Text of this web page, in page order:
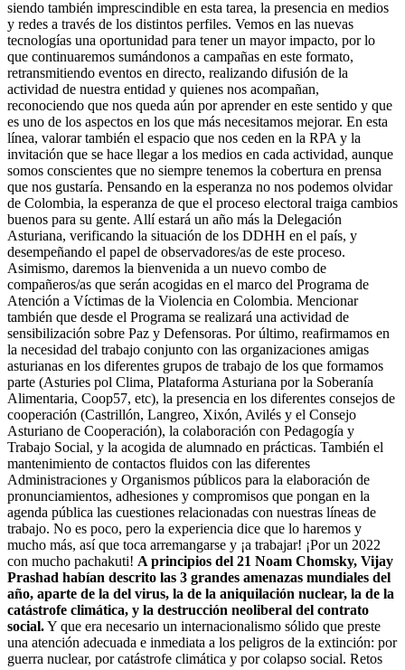
siendo también imprescindible en esta tarea, la presencia en medios
y redes a través de los distintos perfiles. Vemos en las nuevas
tecnologías una oportunidad para tener un mayor impacto, por lo
que continuaremos sumándonos a campañas en este formato,
retransmitiendo eventos en directo, realizando difusión de la
actividad de nuestra entidad y quienes nos acompañan,
reconociendo que nos queda aún por aprender en este sentido y que
es uno de los aspectos en los que más necesitamos mejorar. En esta
línea, valorar también el espacio que nos ceden en la RPA y la
invitación que se hace llegar a los medios en cada actividad, aunque
somos conscientes que no siempre tenemos la cobertura en prensa
que nos gustaría. Pensando en la esperanza no nos podemos olvidar
de Colombia, la esperanza de que el proceso electoral traiga cambios
buenos para su gente. Allí estará un año más la Delegación
Asturiana, verificando la situación de los DDHH en el país, y
desempeñando el papel de observadores/as de este proceso.
Asimismo, daremos la bienvenida a un nuevo combo de
compañeros/as que serán acogidas en el marco del Programa de
Atención a Víctimas de la Violencia en Colombia. Mencionar
también que desde el Programa se realizará una actividad de
sensibilización sobre Paz y Defensoras. Por último, reafirmamos en
la necesidad del trabajo conjunto con las organizaciones amigas
asturianas en los diferentes grupos de trabajo de los que formamos
parte (Asturies pol Clima, Plataforma Asturiana por la Soberanía
Alimentaria, Coop57, etc), la presencia en los diferentes consejos de
cooperación (Castrillón, Langreo, Xixón, Avilés y el Consejo
Asturiano de Cooperación), la colaboración con Pedagogía y
Trabajo Social, y la acogida de alumnado en prácticas. También el
mantenimiento de contactos fluidos con las diferentes
Administraciones y Organismos públicos para la elaboración de
pronunciamientos, adhesiones y compromisos que pongan en la
agenda pública las cuestiones relacionadas con nuestras líneas de
trabajo. No es poco, pero la experiencia dice que lo haremos y
mucho más, así que toca arremangarse y ¡a trabajar! ¡Por un 2022
con mucho pachakuti! A principios del 21 Noam Chomsky, Vijay
Prashad habían descrito las 3 grandes amenazas mundiales del
año, aparte de la del virus, la de la aniquilación nuclear, la de la
catástrofe climática, y la destrucción neoliberal del contrato
social.Y que era necesario un internacionalismo sólido que preste
una atención adecuada e inmediata a los peligros de la extinción: por
guerra nuclear, por catástrofe climática y por colapso social. Retos